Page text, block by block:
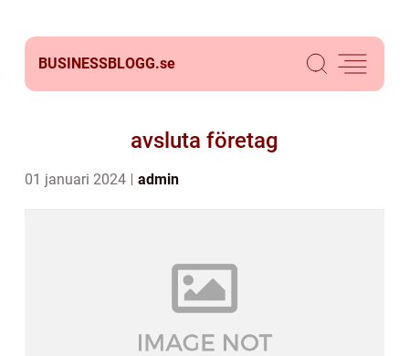
BUSINESSBLOGG.se
avsluta företag
01 januari 2024 admin